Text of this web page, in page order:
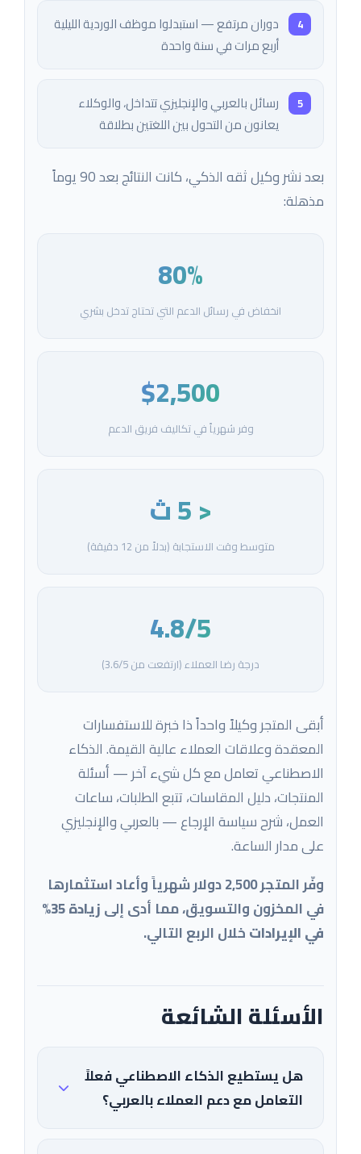
دوران مرتفع — استبدلوا موظف الوردية الليلية
أربع مرات في سنة واحدة
رسائل بالعربي والإنجليزي تتداخل، والوكلاء
يعانون من التحول بين اللغتين بطلاقة
بعد نشر وكيل ثقه الذكي، كانت النتائج بعد 90 يوماً
مذهلة:
80%
انخفاض في رسائل الدعم التي تحتاج تدخل بشري
$2,500
وفر شهرياً في تكاليف فريق الدعم
< 5 ث
متوسط وقت الاستجابة (بدلاً من 12 دقيقة)
4.8/5
درجة رضا العملاء (ارتفعت من 3.6/5)
أبقى المتجر وكيلاً واحداً ذا خبرة للاستفسارات
المعقدة وعلاقات العملاء عالية القيمة. الذكاء
الاصطناعي تعامل مع كل شيء آخر — أسئلة
المنتجات، دليل المقاسات، تتبع الطلبات، ساعات
العمل، شرح سياسة الإرجاع — بالعربي والإنجليزي
على مدار الساعة.
وفّر المتجر 2,500 دولار شهرياً وأعاد استثمارها
في المخزون والتسويق، مما أدى إلى
زيادة 35%
في الإيراداتخلال الربع التالي.
الأسئلة الشائعة
هل يستطيع الذكاء الاصطناعي فعلاً
التعامل مع دعم العملاء بالعربي؟